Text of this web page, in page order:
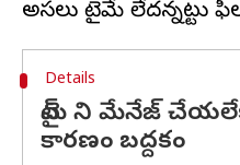
Details
టైమ్ ని మేనేజ్
కారణం బద్దకం